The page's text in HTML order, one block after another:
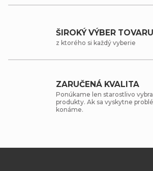
ŠIROKÝ VÝBER TOVARU
z ktorého si každý vyberie
ZARUČENÁ KVALITA
Ponúkame len starostlivo
produkty. Ak sa vyskytne
konáme.